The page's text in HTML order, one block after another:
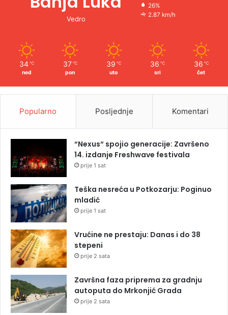
Vedro
26%
2.87 km/h
34 ℃
ned
37 ℃
pon
39 ℃
uto
36 ℃
sri
36 ℃
čet
Popularno Posljednje Komentari
“Nexus“ spojio generacije: Završeno
14. izdanje Freshwave festivala
prije 1 sat
Teška nesreća u Potkozarju: Poginuo
mladić
prije 1 sat
Vrućine ne prestaju: Danas i do 38
stepeni
prije 2 sata
Završna faza priprema za gradnju
autoputa do Mrkonjić Grada
prije 2 sata